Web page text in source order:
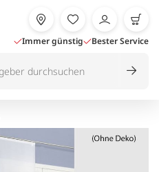
Immer günstig Bester Service